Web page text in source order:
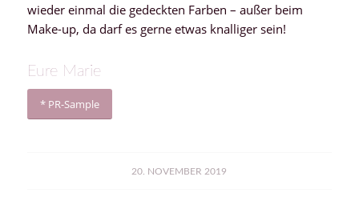
wieder einmal die gedeckten Farben – außer beim
Make-up, da darf es gerne etwas knalliger sein!
Eure Marie
* PR-Sample
20. NOVEMBER 2019